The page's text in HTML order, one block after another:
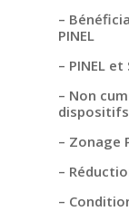
–
PINEL
– PINEL et
– Non
dispositifs
– Zonage
–
–